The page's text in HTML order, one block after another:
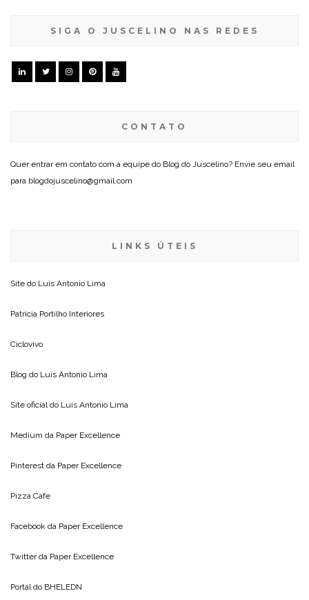
SIGA O JUSCELINO NAS REDES
CONTATO
Quer entrar em contato com a equipe do Blog do Juscelino? Envie seu email
para blogdojuscelino@gmail.com
LINKS ÚTEIS
Site do Luis Antonio Lima
Patricia Portilho Interiores
Ciclovivo
Blog do Luis Antonio Lima
Site oficial do Luis Antonio Lima
Medium da Paper Excellence
Pinterest da Paper Excellence
Pizza Cafe
Facebook da Paper Excellence
Twitter da Paper Excellence
Portal do BHELEDN